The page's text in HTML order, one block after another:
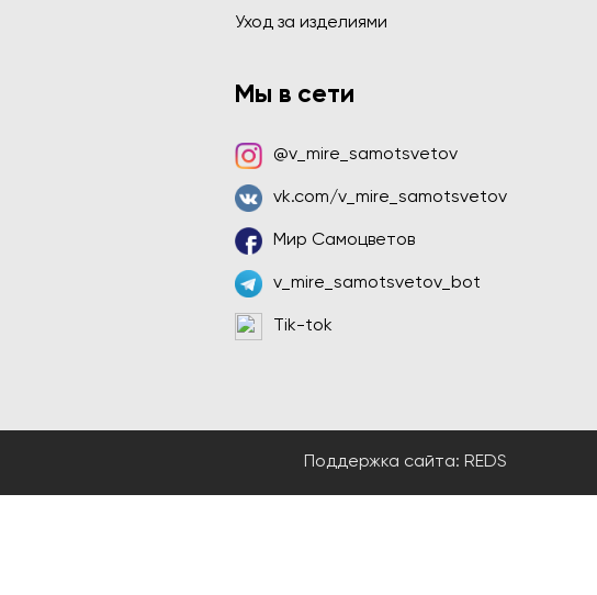
Уход за изделиями
Мы в сети
@v_mire_samotsvetov
vk.com/v_mire_samotsvetov
Мир Самоцветов
v_mire_samotsvetov_bot
Tik-tok
Поддержка сайта: REDS